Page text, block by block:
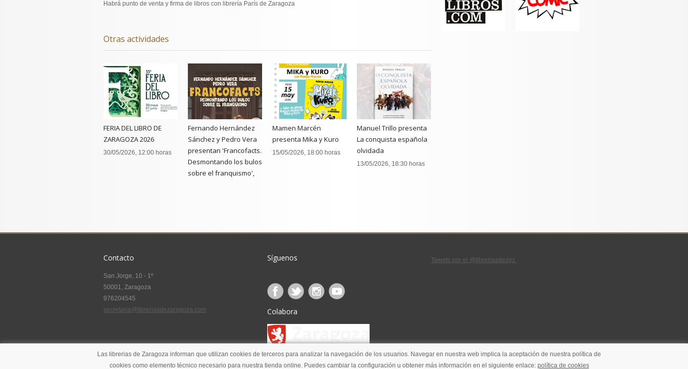
Las librerias de Zaragoza informan que utilizan cookies de terceros para analizar la navegación de los usuarios. Navegar en nuestra web implica la aceptación de nuestra política de
cookies como elemento técnico necesario para nuestra tienda online. Puedes cambiar la configuración u obtener más información en el siguiente enlace: política de cookies
Habrá punto de venta y firma de libros con librería París de Zaragoza
Otras actividades
FERIA DEL LIBRO DE
ZARAGOZA 2026
30/05/2026, 12:00 horas
Fernando Hernández
Sánchez y Pedro Vera
presentan 'Francofacts.
Desmontando los bulos
sobre el franquismo',
Mamen Marcén
presenta Mika y Kuro
15/05/2026, 18:00 horas
Manuel Trillo presenta
La conquista española
olvidada
13/05/2026, 18:30 horas
Contacto
San Jorge, 10 - 1º
50001, Zaragoza
976204545
secretaria@libreriasdezaragoza.com
Síguenos
Colabora
Tweets por el @libreriasdezgz.